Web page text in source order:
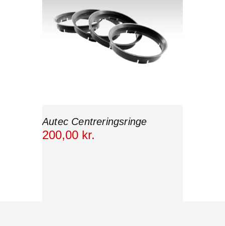
Autec Centreringsringe
200,00 kr.